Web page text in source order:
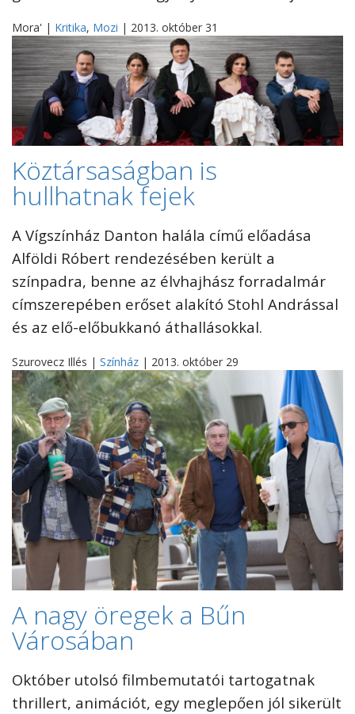
Mora' | Kritika, Mozi | 2013. október 31
Köztársaságban is
hullhatnak fejek
A Vígszínház Danton halála című előadása
Alföldi Róbert rendezésében került a
színpadra, benne az élvhajhász forradalmár
címszerepében erőset alakító Stohl Andrással
és az elő-előbukkanó áthallásokkal.
Szurovecz Illés | Színház | 2013. október 29
A nagy öregek a Bűn
Városában
Október utolsó filmbemutatói tartogatnak
thrillert, animációt, egy meglepően jól sikerült